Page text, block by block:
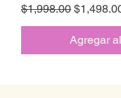
Precio
$1,998.00 Precio de
Agregar